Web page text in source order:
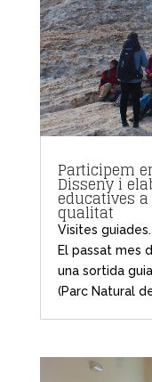
Participem
Disseny i
educatives
qualitat
Visites guiades.
El passat mes
una sortida
(Parc Natural